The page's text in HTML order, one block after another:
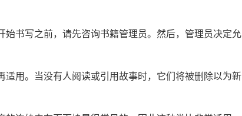
书写之前，请先咨询书籍管理员。然后，管理员决定允
用。当没有人阅读或引用故事时，它们将被删除以为新